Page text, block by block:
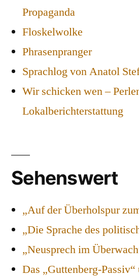
Propaganda
Floskelwolke
Phrasenpranger
Sprachlog von Anatol
Wir schicken wen –
Lokalberichterstattung
Sehenswert
„Auf der Überholspur
„Die Sprache des
„Neusprech im
Das „Guttenberg-Passiv“